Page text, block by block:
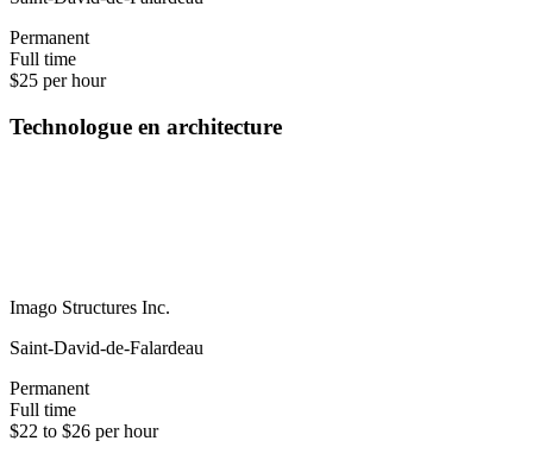
Permanent
Full time
$25 per hour
Technologue en architecture
Imago Structures Inc.
Saint-David-de-Falardeau
Permanent
Full time
$22 to $26 per hour